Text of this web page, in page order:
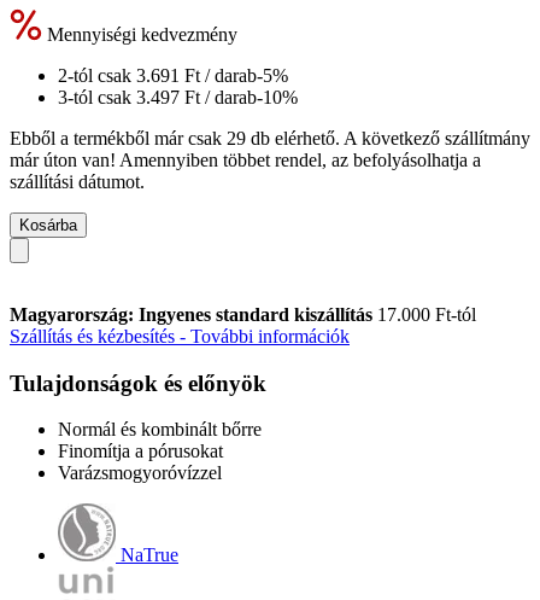
Mennyiségi kedvezmény
2-tól csak 3.691 Ft / darab-5%
3-tól csak 3.497 Ft / darab-10%
Ebből a termékből már csak 29 db elérhető. A következő szállítmány
már úton van! Amennyiben többet rendel, az befolyásolhatja a
szállítási dátumot.
Kosárba
Magyarország: Ingyenes standard kiszállítás 17.000 Ft-tól
Szállítás és kézbesítés - További információk
Tulajdonságok és előnyök
Normál és kombinált bőrre
Finomítja a pórusokat
Varázsmogyoróvízzel
NaTrue